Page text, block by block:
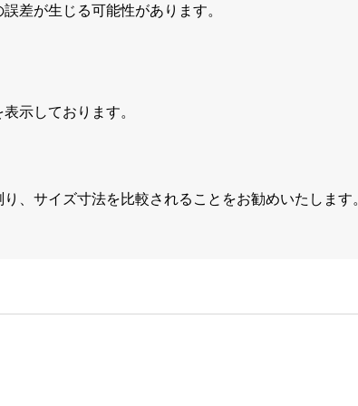
差が生じる可能性があります。
示しております。
、サイズ寸法を比較されることをお勧めいたします